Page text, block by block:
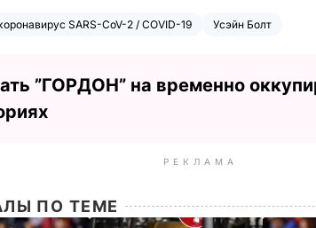
SARS-CoV-2 / COVID-19 Усэйн Болт
”ГОРДОН” на временно
РЕКЛАМА
ПО ТЕМЕ